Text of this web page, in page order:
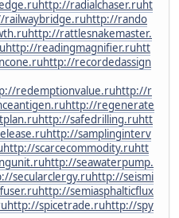
http://radialchaser.ruht
railwaybridge.ruhttp://rando
http://rattlesnakemaster.
http://readingmagnifier.ruhtt
http://recordedassign
redemptionvalue.ruhttp://r
http://regenerate
http://safedrilling.ruhtt
http://samplinginterv
http://scarcecommodity.ruhtt
http://seawaterpump.
secularclergy.ruhttp://seismi
http://semiasphalticflux
http://spicetrade.ruhttp://spy